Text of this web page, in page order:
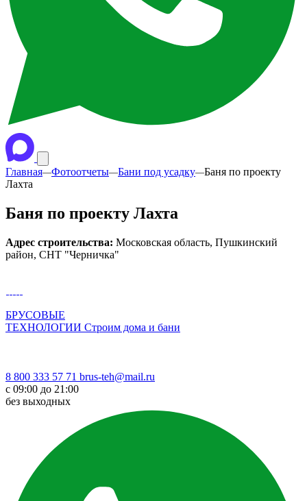
Главная—Фотоотчеты—Бани под усадку—Баня по проекту
Лахта
Баня по проекту Лахта
Адрес строительства: Московская область, Пушкинский
район, СНТ "Черничка"
БРУСОВЫЕ
ТЕХНОЛОГИИ Строим дома и бани
8 800 333 57 71 brus-teh@mail.ru
с 09:00 до 21:00
без выходных